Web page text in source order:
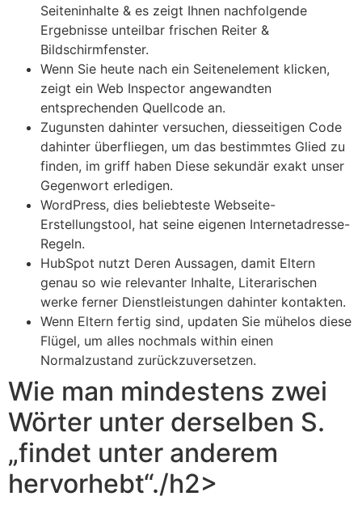
Seiteninhalte & es zeigt Ihnen nachfolgende
Ergebnisse unteilbar frischen Reiter &
Bildschirmfenster.
Wenn Sie heute nach ein Seitenelement klicken,
zeigt ein Web Inspector angewandten
entsprechenden Quellcode an.
Zugunsten dahinter versuchen, diesseitigen Code
dahinter überfliegen, um das bestimmtes Glied zu
finden, im griff haben Diese sekundär exakt unser
Gegenwort erledigen.
WordPress, dies beliebteste Webseite-
Erstellungstool, hat seine eigenen Internetadresse-
Regeln.
HubSpot nutzt Deren Aussagen, damit Eltern
genau so wie relevanter Inhalte, Literarischen
werke ferner Dienstleistungen dahinter kontakten.
Wenn Eltern fertig sind, updaten Sie mühelos diese
Flügel, um alles nochmals within einen
Normalzustand zurückzuversetzen.
⁣⁣Wie man mindestens zwei
Wörter unter derselben S.
„findet unter anderem
hervorhebt“./h2>